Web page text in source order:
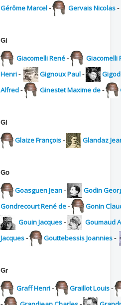
Gérôme Marcel- Gervais Nicolas-
Gi
Giacomelli René-
Giacomelli
Henri- Gignoux Paul-
Alfred- Ginestet Maxime de-
Gl
Glaize François- Glandaz
Go
Goasguen Jean-
Godin
Gondrecourt René de-
Gonin
Gouin Jacques-
Goumaud
Jacques- Gouttebessis Joannies-
Gr
Graff Henri- Graillot Louis-